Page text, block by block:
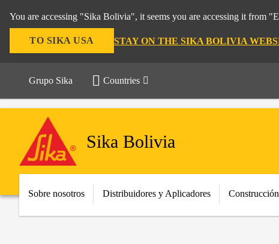
You are accessing "Sika Bolivia", it seems you are accessing it from
TO SIKA USA STAY ON THE SIKA BOLIVIA
Grupo Sika Countries
Sika Bolivia
Sobre nosotros Distribuidores y Aplicadores Construcción